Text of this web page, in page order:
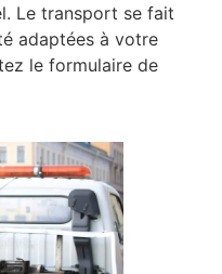
Le transport se fait
adaptées à votre
le formulaire de